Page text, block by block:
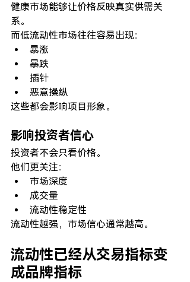
健康市场能够让价格反映真实供需关
系。
而低流动性市场往往容易出现：
暴涨
暴跌
插针
恶意操纵
这些都会影响项目形象。
影响投资者信心
投资者不会只看价格。
他们更关注：
市场深度
成交量
流动性稳定性
流动性越强，市场信心通常越高。
流动性已经从交易指标变
成品牌指标